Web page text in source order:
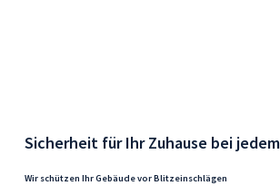
Sicherheit für Ihr Zuhause bei
Wir schützen Ihr Gebäude vor Blitzeinschlägen